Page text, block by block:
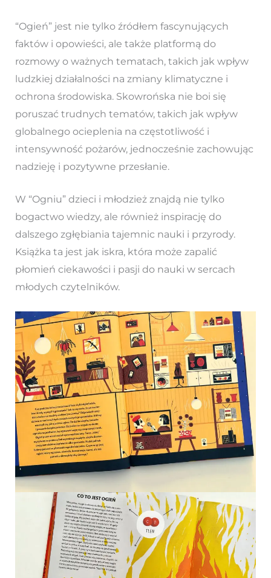
“Ogień” jest nie tylko źródłem fascynujących
faktów i opowieści, ale także platformą do
rozmowy o ważnych tematach, takich jak wpływ
ludzkiej działalności na zmiany klimatyczne i
ochrona środowiska. Skowrońska nie boi się
poruszać trudnych tematów, takich jak wpływ
globalnego ocieplenia na częstotliwość i
intensywność pożarów, jednocześnie zachowując
nadzieję i pozytywne przesłanie.
W “Ogniu” dzieci i młodzież znajdą nie tylko
bogactwo wiedzy, ale również inspirację do
dalszego zgłębiania tajemnic nauki i przyrody.
Książka ta jest jak iskra, która może zapalić
płomień ciekawości i pasji do nauki w sercach
młodych czytelników.